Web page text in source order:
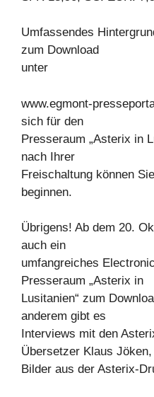
Umfassendes
zum Download
unter
www.egmont-
sich für den
Presseraum „Asterix in
nach Ihrer
Freischaltung können
beginnen.
Übrigens! Ab dem 20.
auch ein
umfangreiches
Presseraum „Asterix in
Lusitanien“ zum
anderem gibt es
Interviews mit den
Übersetzer Klaus Jöken,
Bilder aus der Asterix-